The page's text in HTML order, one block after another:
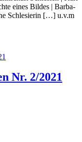
eines Bil­des | Bar­ba­
Schle­sie­rin […] u.v.m
Nr. 2/2021